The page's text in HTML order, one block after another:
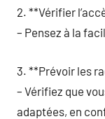
2. **Vérifier
– Pensez à la
3. **Prévoir les
– Vérifiez que
adaptées, en